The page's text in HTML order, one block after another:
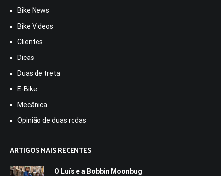
Bike News
Bike Videos
Clientes
Dicas
Duas de treta
E-Bike
Mecânica
Opinião de duas rodas
ARTIGOS MAIS RECENTES
O Luís e a Bobbin Moonbug